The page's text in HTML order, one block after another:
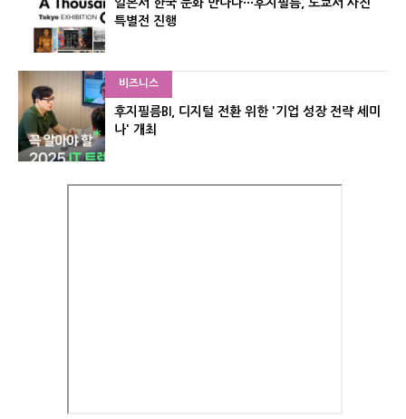
일본서 한국 문화 만나다···후지필름, 도쿄서 사진
특별전 진행
비즈니스
후지필름BI, 디지털 전환 위한 '기업 성장 전략 세미
나' 개최